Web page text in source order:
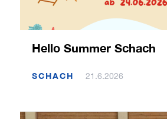
Hello Summer Schach
SCHACH 21.6.2026